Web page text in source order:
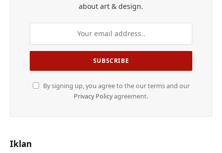
about art & design.
By signing up, you agree to the our terms and our
Privacy Policyagreement.
Iklan